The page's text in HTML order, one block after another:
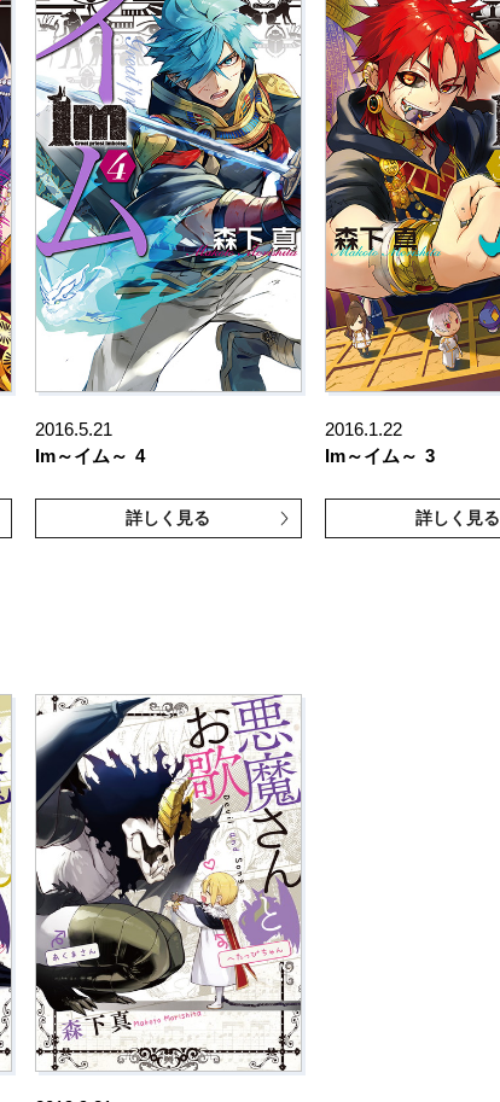
2016.5.21
Im～イム～ 4
詳しく見る
2016.1.22
Im～イム～ 3
詳しく見る